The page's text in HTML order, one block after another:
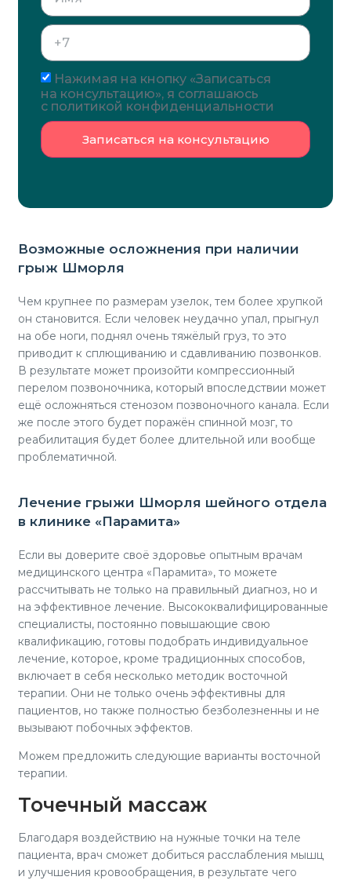
Нажимая на кнопку «Записаться
на консультацию», я соглашаюсь
с политикой конфиденциальности
Записаться на консультацию
Возможные осложнения при наличии
грыж Шморля
Чем крупнее по размерам узелок, тем более хрупкой
он становится. Если человек неудачно упал, прыгнул
на обе ноги, поднял очень тяжёлый груз, то это
приводит к сплющиванию и сдавливанию позвонков.
В результате может произойти компрессионный
перелом позвоночника, который впоследствии может
ещё осложняться стенозом позвоночного канала. Если
же после этого будет поражён спинной мозг, то
реабилитация будет более длительной или вообще
проблематичной.
Лечение грыжи Шморля шейного отдела
в клинике «Парамита»
Если вы доверите своё здоровье опытным врачам
медицинского центра «Парамита», то можете
рассчитывать не только на правильный диагноз, но и
на эффективное лечение. Высококвалифицированные
специалисты, постоянно повышающие свою
квалификацию, готовы подобрать индивидуальное
лечение, которое, кроме традиционных способов,
включает в себя несколько методик восточной
терапии. Они не только очень эффективны для
пациентов, но также полностью безболезненны и не
вызывают побочных эффектов.
Можем предложить следующие варианты восточной
терапии.
Точечный массаж
Благодаря воздействию на нужные точки на теле
пациента, врач сможет добиться расслабления мышц
и улучшения кровообращения, в результате чего